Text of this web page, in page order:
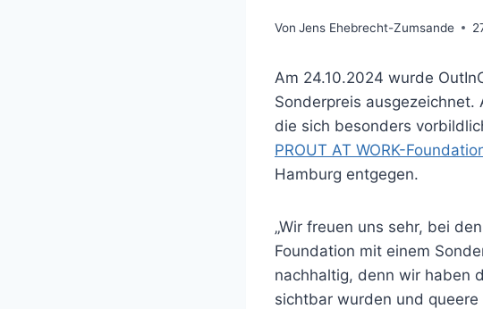
Von Jens Ehebrecht-Zumsande
Am 24.10.2024 wurde
Sonderpreis
die sich besonders
PROUT AT WORK-
Hamburg entgegen.
„Wir freuen uns sehr, bei
Foundation mit einem
nachhaltig, denn wir haben
sichtbar wurden und